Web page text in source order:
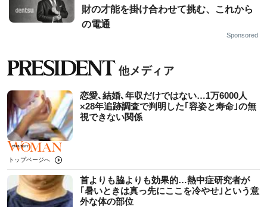
財の才能を掛け合わせて挑む、これから
の電通
Sponsored
恋愛､結婚､年収だけではない…1万6000人
×28年追跡調査で判明した｢容姿と寿命｣の無
視できない関係
トップページへ
首よりも脇よりも効果的…熱中症研究者が
｢暑いときは真っ先にここを冷やせ｣という意
外な体の部位